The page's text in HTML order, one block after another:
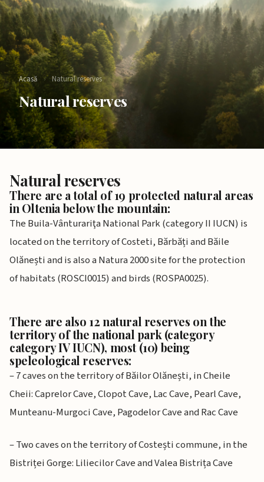
Acasă › Natural reserves​
Natural reserves​
Natural reserves
There are a total of 19 protected natural areas
in Oltenia below the mountain:
The Buila-Vânturariţa National Park (category II IUCN) is
located on the territory of Costeti, Bărbăți and Băile
Olănești and is also a Natura 2000 site for the protection
of habitats (ROSCI0015) and birds (ROSPA0025).
There are also 12 natural reserves on the
territory of the national park (category
category IV IUCN), most (10) being
speleological reserves:
– 7 caves on the territory of Băilor Olănești, in Cheile
Cheii: Caprelor Cave, Clopot Cave, Lac Cave, Pearl Cave,
Munteanu-Murgoci Cave, Pagodelor Cave and Rac Cave
– Two caves on the territory of Costești commune, in the
Bistriței Gorge: Liliecilor Cave and Valea Bistrița Cave